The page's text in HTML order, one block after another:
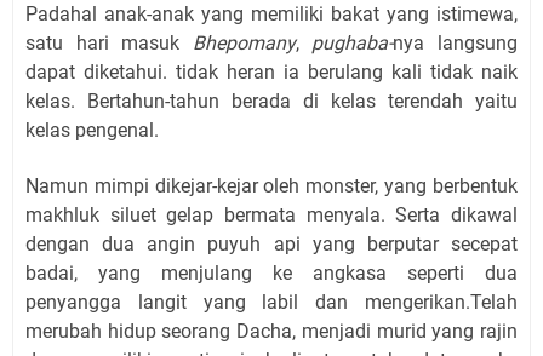
Padahal anak-anak yang memiliki bakat yang istimewa,
satu hari masuk Bhepomany, pughaba-nya langsung
dapat diketahui. tidak heran ia berulang kali tidak naik
kelas. Bertahun-tahun berada di kelas terendah yaitu
kelas pengenal.
Namun mimpi dikejar-kejar oleh monster, yang berbentuk
makhluk siluet gelap bermata menyala. Serta dikawal
dengan dua angin puyuh api yang berputar secepat
badai, yang menjulang ke angkasa seperti dua
penyangga langit yang labil dan mengerikan.Telah
merubah hidup seorang Dacha, menjadi murid yang rajin